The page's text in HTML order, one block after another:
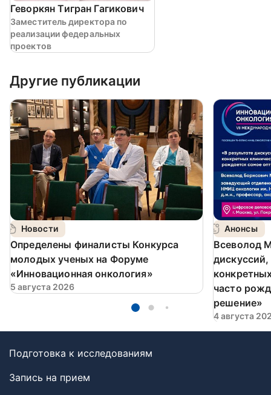
Геворкян Тигран Гагикович
Заместитель директора по
реализации федеральных
проектов
Другие публикации
Новости
Определены финалисты Конкурса
молодых ученых на Форуме
«Инновационная онкология»
5 августа 2026
Анонсы
Всеволод
часто
решение»
4 августа
Подготовка к исследованиям
Запись на прием